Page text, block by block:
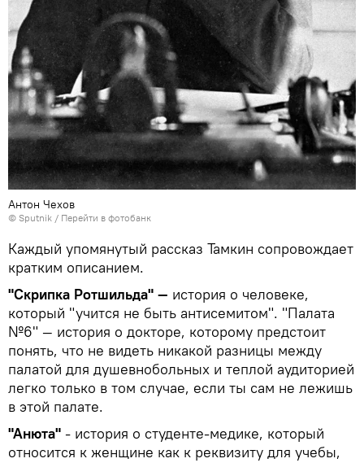
Антон Чехов
© Sputnik / Перейти в фотобанк
Каждый упомянутый рассказ Тамкин сопровождает
кратким описанием.
"Скрипка Ротшильда" — история о человеке,
который "учится не быть антисемитом". "Палата
№6" — история о докторе, которому предстоит
понять, что не видеть никакой разницы между
палатой для душевнобольных и теплой аудиторией
легко только в том случае, если ты сам не лежишь
в этой палате.
"Анюта" - история о студенте-медике, который
относится к женщине как к реквизиту для учебы,